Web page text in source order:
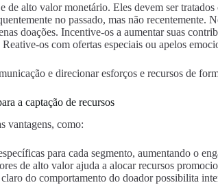
de alto valor monetário. Eles devem ser
no passado, mas não recentemente.
doações. Incentive-os a aumentar suas
os com ofertas especiais ou apelos
e direcionar esforços e recursos de
a captação de recursos
vantagens, como:
para cada segmento, aumentando o
de alto valor ajuda a alocar recursos
do comportamento do doador possibilita